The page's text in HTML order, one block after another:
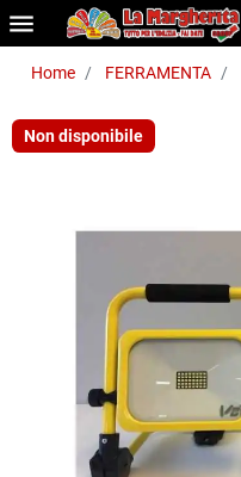
menu
Home FERRAMENTA
Non disponibile